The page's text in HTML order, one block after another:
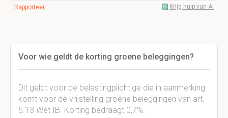
Rapporteer Krijg hulp van AI
Voor wie geldt de korting groene beleggingen?
Dit geldt voor de belastingplichtige die in aanmerking
komt voor de vrijstelling groene beleggingen van art.
5.13 Wet IB. Korting bedraagt 0,7%.